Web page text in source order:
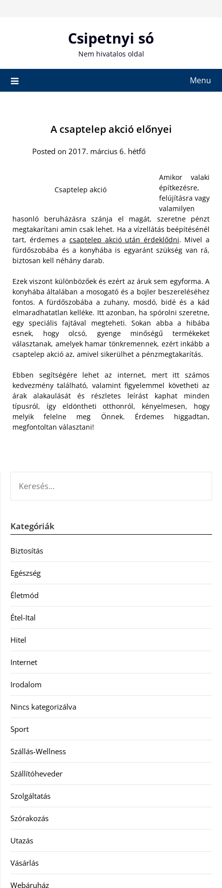
Csipetnyi só
Nem hivatalos oldal
Menu
A csaptelep akció előnyei
Posted on 2017. március 6. hétfő
Csaptelep akció
Amikor valaki
építkezésre,
felújításra vagy
valamilyen
hasonló beruházásra szánja el magát, szeretne pénzt
megtakarítani amin csak lehet. Ha a vízellátás beépítésénél
tart, érdemes a csaptelep akció után érdeklődni. Mivel a
fürdőszobába és a konyhába is egyaránt szükség van rá,
biztosan kell néhány darab.
Ezek viszont különbözőek és ezért az áruk sem egyforma. A
konyhába általában a mosogató és a bojler beszereléséhez
fontos. A fürdőszobába a zuhany, mosdó, bidé és a kád
elmaradhatatlan kelléke. Itt azonban, ha spórolni szeretne,
egy speciális fajtával megteheti. Sokan abba a hibába
esnek, hogy olcsó, gyenge minőségű termékeket
választanak, amelyek hamar tönkremennek, ezért inkább a
csaptelep akció az, amivel sikerülhet a pénzmegtakarítás.
Ebben segítségére lehet az internet, mert itt számos
kedvezmény található, valamint figyelemmel követheti az
árak alakaulását és részletes leírást kaphat minden
típusról, így eldöntheti otthonról, kényelmesen, hogy
melyik felelne meg Önnek. Érdemes higgadtan,
megfontoltan választani!
Kategóriák
Biztosítás
Egészség
Életmód
Étel-Ital
Hitel
Internet
Irodalom
Nincs kategorizálva
Sport
Szállás-Wellness
Szállítóheveder
Szolgáltatás
Szórakozás
Utazás
Vásárlás
Webáruház